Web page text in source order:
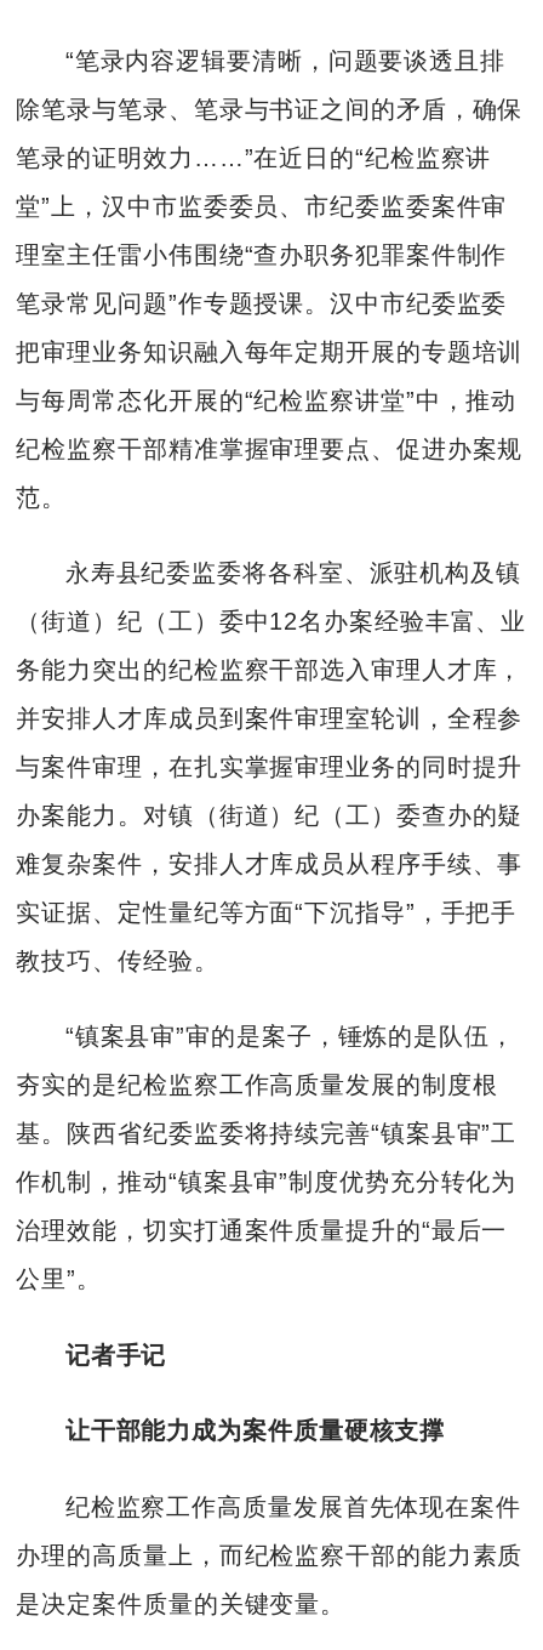
“笔录内容逻辑要清晰，问题要谈透且排
除笔录与笔录、笔录与书证之间的矛盾，确保
笔录的证明效力……”在近日的“纪检监察讲
堂”上，汉中市监委委员、市纪委监委案件审
理室主任雷小伟围绕“查办职务犯罪案件制作
笔录常见问题”作专题授课。汉中市纪委监委
把审理业务知识融入每年定期开展的专题培训
与每周常态化开展的“纪检监察讲堂”中，推动
纪检监察干部精准掌握审理要点、促进办案规
范。
永寿县纪委监委将各科室、派驻机构及镇
（街道）纪（工）委中12名办案经验丰富、业
务能力突出的纪检监察干部选入审理人才库，
并安排人才库成员到案件审理室轮训，全程参
与案件审理，在扎实掌握审理业务的同时提升
办案能力。对镇（街道）纪（工）委查办的疑
难复杂案件，安排人才库成员从程序手续、事
实证据、定性量纪等方面“下沉指导”，手把手
教技巧、传经验。
“镇案县审”审的是案子，锤炼的是队伍，
夯实的是纪检监察工作高质量发展的制度根
基。陕西省纪委监委将持续完善“镇案县审”工
作机制，推动“镇案县审”制度优势充分转化为
治理效能，切实打通案件质量提升的“最后一
公里”。
记者手记
让干部能力成为案件质量硬核支撑
纪检监察工作高质量发展首先体现在案件
办理的高质量上，而纪检监察干部的能力素质
是决定案件质量的关键变量。